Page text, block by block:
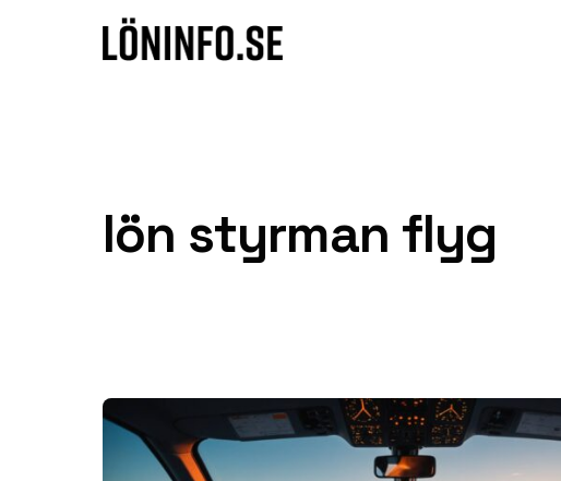
Hoppa till innehåll
lön styrman flyg